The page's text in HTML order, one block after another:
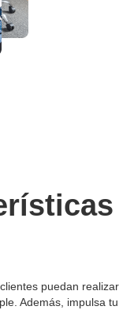
puedan realizar
Además, impulsa tu